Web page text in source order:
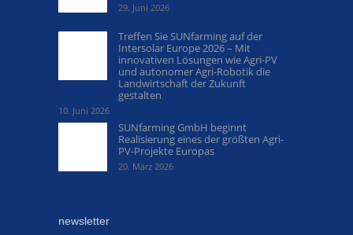
29. Juni 2026
Treffen Sie SUNfarming auf der
Intersolar Europe 2026 – Mit
innovativen Lösungen wie Agri-PV
und autonomer Agri-Robotik die
Landwirtschaft der Zukunft
gestalten
10. Juni 2026
SUNfarming GmbH beginnt
Realisierung eines der größten Agri-
PV-Projekte Europas
20. März 2026
newsletter